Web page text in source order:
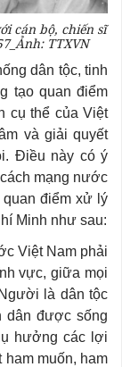
cán bộ, chiến sĩ
TTXVN
dân tộc, tinh
tạo quan điểm
cụ thể của Việt
và giải quyết
Điều này có ý
mạng nước
quan điểm xử lý
Minh như sau:
Việt Nam phải
vực, giữa mọi
là dân tộc
dân được sống
hưởng các lợi
ham muốn, ham